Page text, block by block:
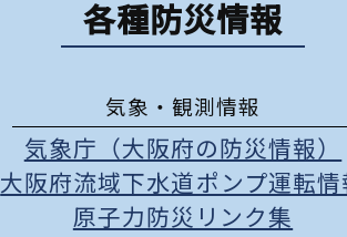
各種防災情報
気象・観測情報
気象庁（大阪府の防災情報）
大阪府流域下水道ポンプ運転情
原子力防災リンク集